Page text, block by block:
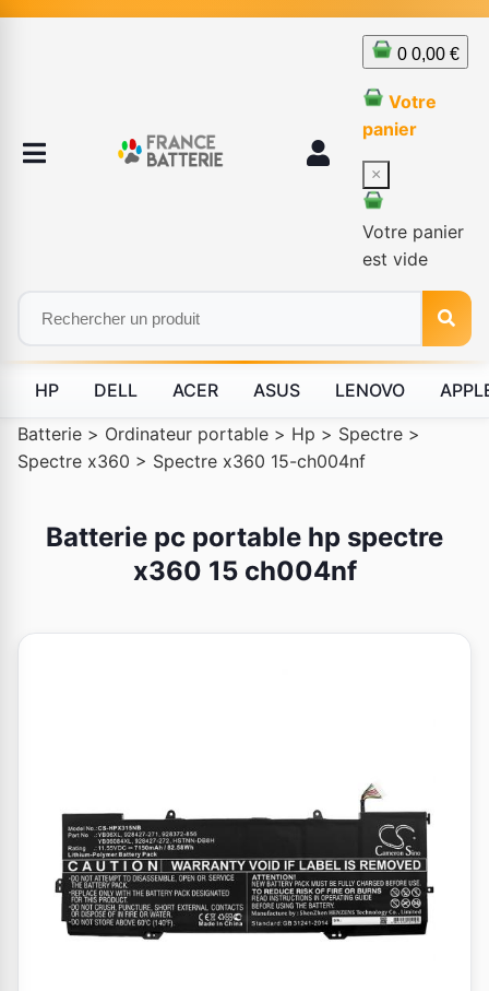
0 0,00 €
Votre
panier
×
Votre panier
est vide
HP DELL ACER ASUS LENOVO
Batterie > Ordinateur portable > Hp > Spectre >
Spectre x360 > Spectre x360 15-ch004nf
Batterie pc portable hp spectre
x360 15 ch004nf